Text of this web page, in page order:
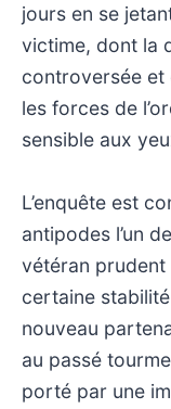
jours en se
victime, dont la
controversée et
les forces de
sensible aux
L’enquête est
antipodes l’un
vétéran prudent
certaine
nouveau
au passé
porté par une